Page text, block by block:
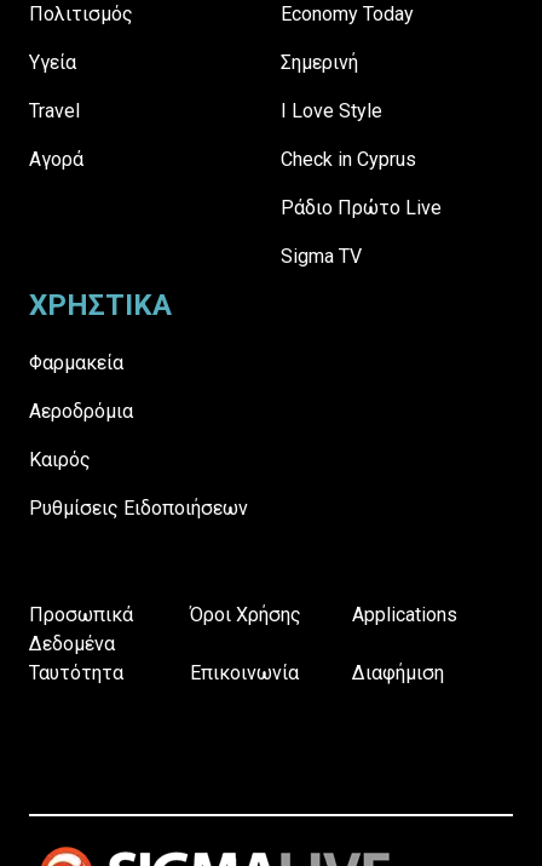
Πολιτισμός
Υγεία
Travel
Αγορά
Economy Today
Σημερινή
I Love Style
Check in Cyprus
Ράδιο Πρώτο Live
Sigma TV
ΧΡΗΣΤΙΚΑ
Φαρμακεία
Αεροδρόμια
Καιρός
Ρυθμίσεις Ειδοποιήσεων
Προσωπικά
Δεδομένα
Όροι Χρήσης Applications
Ταυτότητα Επικοινωνία Διαφήμιση